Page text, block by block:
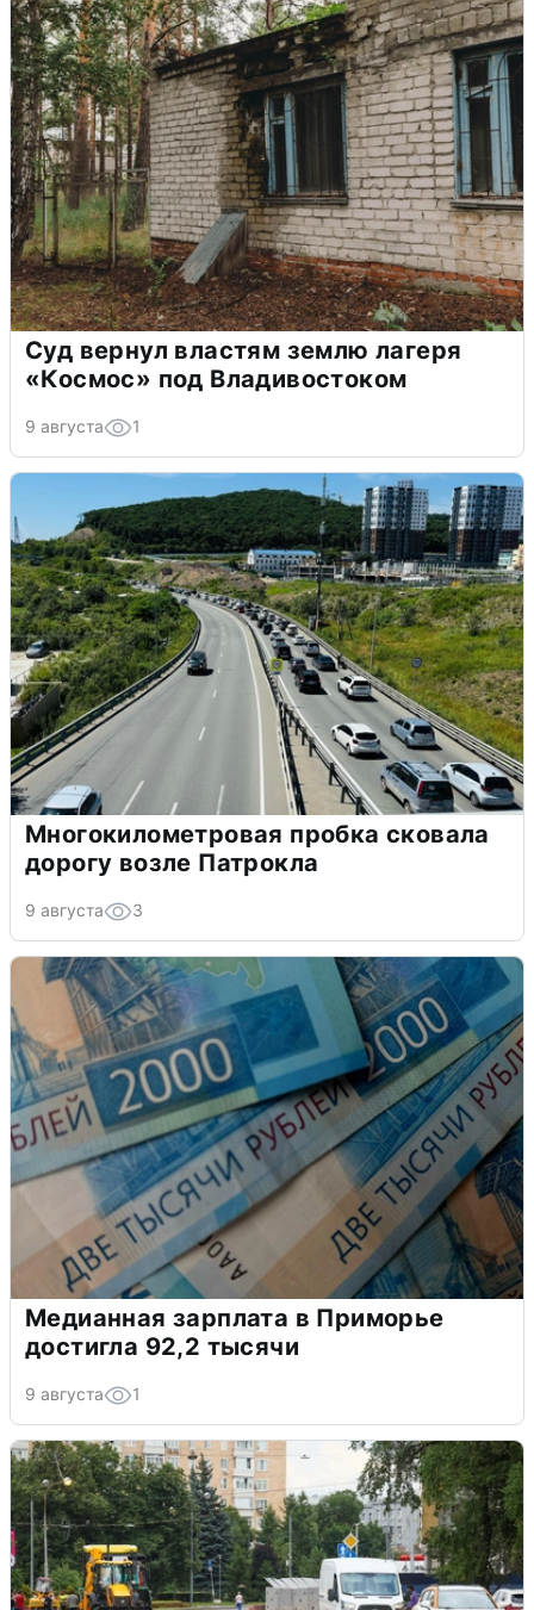
Суд вернул властям землю лагеря
«Космос» под Владивостоком
9 августа 1
Многокилометровая пробка сковала
дорогу возле Патрокла
9 августа 3
Медианная зарплата в Приморье
достигла 92,2 тысячи
9 августа 1